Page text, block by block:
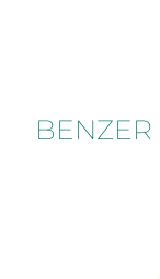
BENZER